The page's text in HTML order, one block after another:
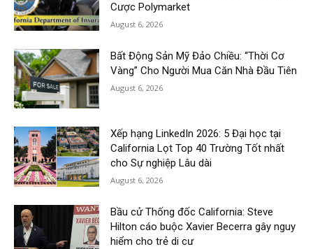
Cược Polymarket
August 6, 2026
Bất Động Sản Mỹ Đảo Chiều: “Thời Cơ
Vàng” Cho Người Mua Căn Nhà Đầu Tiên
August 6, 2026
Xếp hạng LinkedIn 2026: 5 Đại học tại
California Lọt Top 40 Trường Tốt nhất
cho Sự nghiệp Lâu dài
August 6, 2026
Bầu cử Thống đốc California: Steve
Hilton cáo buộc Xavier Becerra gây nguy
hiểm cho trẻ di cư